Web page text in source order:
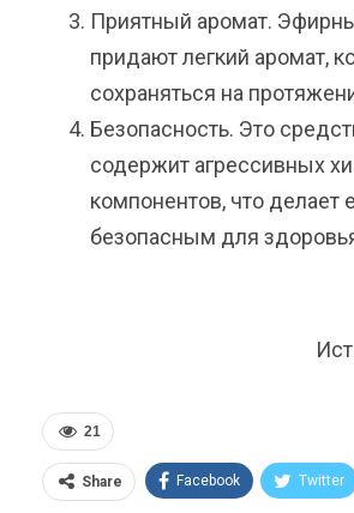
Приятный аромат.
придают легкий аромат,
сохраняться на
Безопасность. Это
содержит агрессивных
компонентов, что делает
безопасным для
21
Share Facebook Twitter